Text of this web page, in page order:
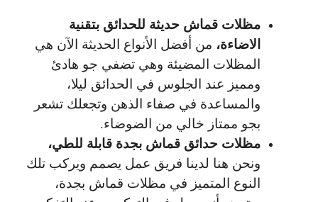
مظلات قماش حديثة للحدائق بتقنية
الاضاءة، من أفضل الأنواع الحديثة الآن هي
المظلات المضيئة وهي تضفي جو هادئ
ومميز عند الجلوس في الحدائق ليلا،
والمساعدة في صفاء الذهن وتجعلك تشعر
بجو ممتاز خالي من الضوضاء.
مظلات حدائق قماش بجدة قابلة للطي،
ونحن هنا لدينا فريق عمل يصمم ويركب تلك
النوع المتميز في مظلات قماش بجدة،